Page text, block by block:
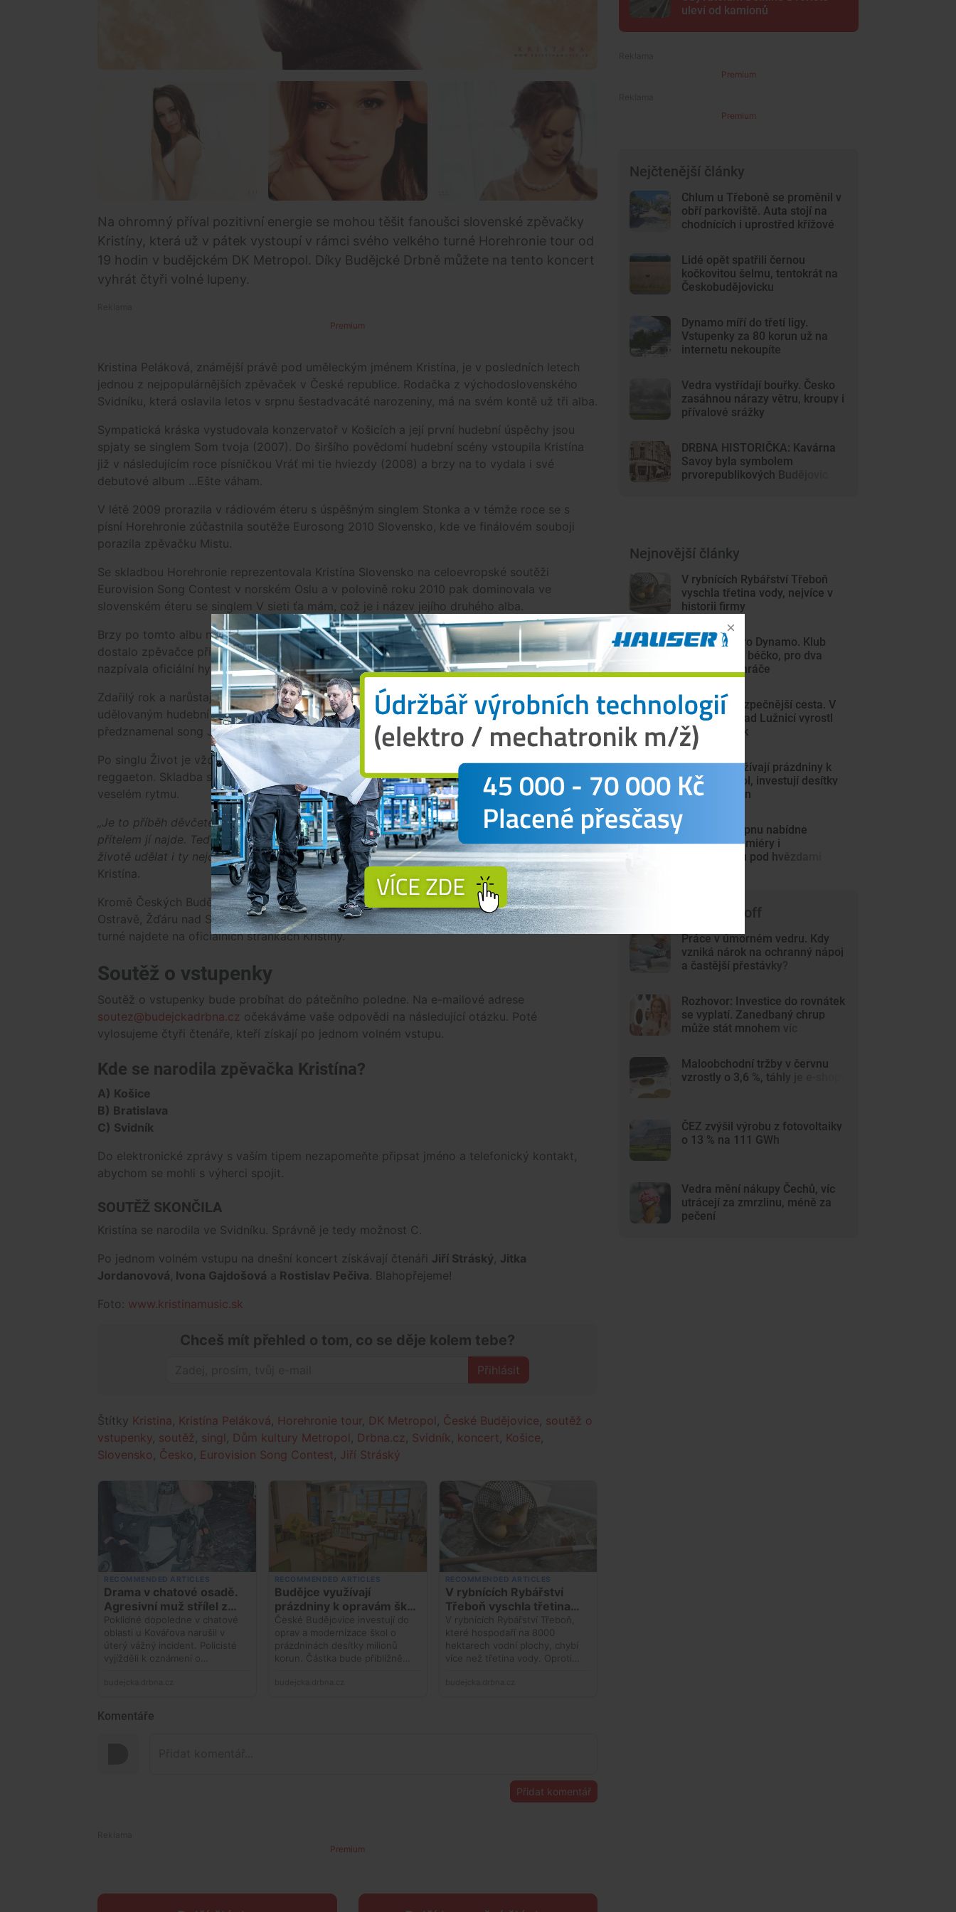
Na ohromný příval pozitivní energie se mohou těšit fanoušci slovenské zpěvačky
Kristíny, která už v pátek vystoupí v rámci svého velkého turné Horehronie tour od
19 hodin v budějckém DK Metropol. Díky Budějcké Drbně můžete na tento koncert
vyhrát čtyři volné lupeny.
Premium
Kristina Peláková, známější právě pod uměleckým jménem Kristína, je v posledních letech
jednou z nejpopulárnějších zpěvaček v České republice. Rodačka z východoslovenského
Svidníku, která oslavila letos v srpnu šestadvacáté narozeniny, má na svém kontě už tři alba.
Sympatická kráska vystudovala konzervatoř v Košicích a její první hudební úspěchy jsou
spjaty se singlem Som tvoja (2007). Do širšího povědomí hudební scény vstoupila Kristína
již v následujícím roce písničkou Vráť mi tie hviezdy (2008) a brzy na to vydala i své
debutové album ...Ešte váham.
V létě 2009 prorazila v rádiovém éteru s úspěšným singlem Stonka a v témže roce se s
písní Horehronie zúčastnila soutěže Eurosong 2010 Slovensko, kde ve finálovém souboji
porazila zpěvačku Mistu.
Se skladbou Horehronie reprezentovala Kristína Slovensko na celoevropské soutěži
Eurovision Song Contest v norském Oslu a v polovině roku 2010 pak dominovala ve
slovenském éteru se singlem V sieti ťa mám, což je i název jejího druhého alba.
Brzy po tomto albu nazpívala další povedenou píseň s názvem Pri oltári, pocty se pak
dostalo zpěvačce při příležitosti Mistrovství světa v ledním hokeji 2011, ke kterému
nazpívala oficiální hymnu Life is a game.
Zdařilý rok a narůstající popularitu na české scéně završila Kristína významným oceněním
udělovaným hudební stanicí TV Óčko, když získala cenu Zpěvačka roku 2011. V dubnu 2012
předznamenal song Jabĺčko vydání třetího alba Na slnečnej strane sveta.
Po singlu Život je vždy fajn poslala mladá zpěvačka do éteru další novinku Rozchodový
reggaeton. Skladba sice řeší vztahovou krizi, Kristína však o rozchodu zpívá v letním a
veselém rytmu.
„Je to příběh děvčete, které sní o lepší budoucnosti. Dívka vždycky věřila, že ve vztahu s
přítelem jí najde. Teď, když je svobodná, tak nemá žádné závazky a je odhodlaná ve svém
životě udělat i ty nejodvážnější rozhodnutí a začít od znovu,“objasnila na svém webu
Kristína.
Kromě Českých Budějovic chystá zpěvačka vystoupení ještě také v Klatovech, Kroměříži,
Ostravě, Žďáru nad Sázavou, Jihlavě, Praze, Hradci Králové a Havířově. Více informací o
turné najdete na oficiálních stránkách Kristíny.
Soutěž o vstupenky
Soutěž o vstupenky bude probíhat do pátečního poledne. Na e-mailové adrese
soutez@budejckadrbna.cz očekáváme vaše odpovědi na následující otázku. Poté
vylosujeme čtyři čtenáře, kteří získají po jednom volném vstupu.
Kde se narodila zpěvačka Kristína?
A) Košice
B) Bratislava
C) Svidník
Do elektronické zprávy s vaším tipem nezapomeňte připsat jméno a telefonický kontakt,
abychom se mohli s výherci spojit.
SOUTĚŽ SKONČILA
Kristína se narodila ve Svidníku. Správně je tedy možnost C.
Po jednom volném vstupu na dnešní koncert získávají čtenáři Jiří Stráský Jitka
Jordanovová Ivona Gajdošová a Rostislav Pečiva. Blahopřejeme!
Foto: www.kristinamusic.sk
Chceš mít přehled o tom, co se děje kolem tebe?
Přihlásit
Štítky Kristina Kristína Peláková Horehronie tour DK Metropol České Budějovice soutěž o
vstupenky soutěž singl Dům kultury Metropol Drbna.cz Svidník koncert Košice
Slovensko Česko Eurovision Song Contest Jiří Stráský
Komentáře
Přidat komentář
Premium
uleví od kamionů
Premium
Premium
Nejčtenější články
Chlum u Třeboně se proměnil v
obří parkoviště. Auta stojí na
chodnících i uprostřed křížové
Lidé opět spatřili černou
kočkovitou šelmu, tentokrát na
Českobudějovicku
Dynamo míří do třetí ligy.
Vstupenky za 80 korun už na
internetu nekoupíte
Vedra vystřídají bouřky. Česko
zasáhnou nárazy větru, kroupy i
přívalové srážky
DRBNA HISTORIČKA: Kavárna
Savoy byla symbolem
prvorepublikových Budějovic
Nejnovější články
V rybnících Rybářství Třeboň
vyschla třetina vody, nejvíce v
historii firmy
Další rána pro Dynamo. Klub
zřejmě zruší béčko, pro dva
týmy nemá hráče
Děti čeká bezpečnější cesta. V
Kolodějích nad Lužnicí vyrostl
nový chodník
Budějce využívají prázdniny k
opravám škol, investují desítky
milionů korun
Háječek v srpnu nabídne
kultovky, premiéry i
přespávačku pod hvězdami
O čem píše Trade-off
Práce v úmorném vedru. Kdy
vzniká nárok na ochranný nápoj
a častější přestávky?
Rozhovor: Investice do rovnátek
se vyplatí. Zanedbaný chrup
může stát mnohem víc
Maloobchodní tržby v červnu
vzrostly o 3,6 %, táhly je e-shopy
ČEZ zvýšil výrobu z fotovoltaiky
o 13 % na 111 GWh
Vedra mění nákupy Čechů, víc
utrácejí za zmrzlinu, méně za
pečení